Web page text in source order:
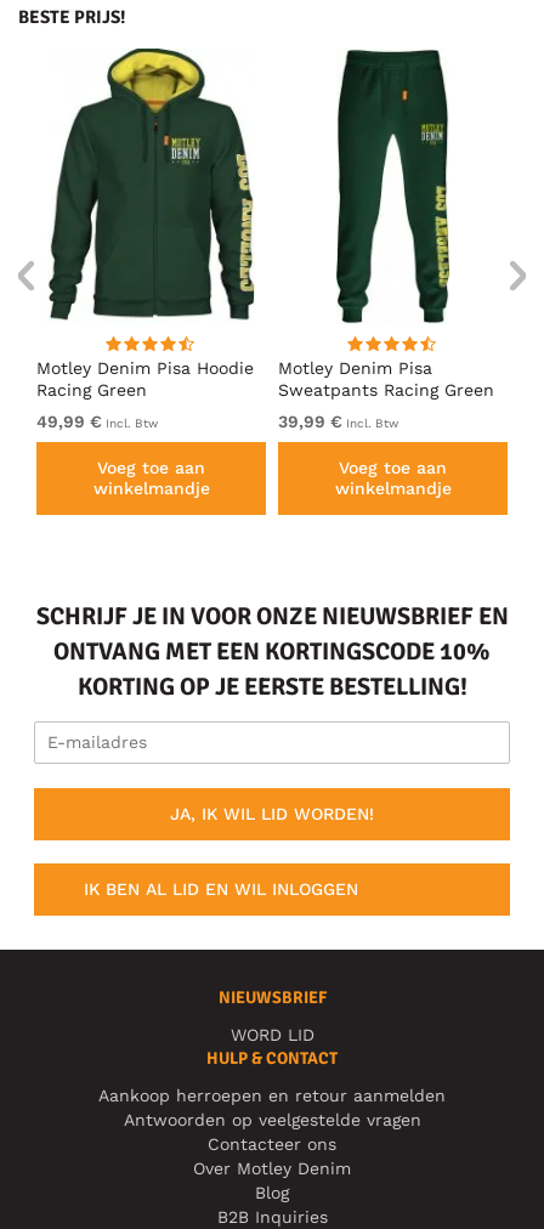
BESTE PRIJS!
Motley Denim Pisa Hoodie
Racing Green
49,99 € Incl. Btw
Voeg toe aan
winkelmandje
Motley Denim Pisa
Sweatpants Racing Green
39,99 € Incl. Btw
Voeg toe aan
winkelmandje
SCHRIJF JE IN VOOR ONZE NIEUWSBRIEF EN
ONTVANG MET EEN KORTINGSCODE 10%
KORTING OP JE EERSTE BESTELLING!
JA, IK WIL LID WORDEN!
IK BEN AL LID EN WIL INLOGGEN
NIEUWSBRIEF
WORD LID
HULP & CONTACT
Aankoop herroepen en retour aanmelden
Antwoorden op veelgestelde vragen
Contacteer ons
Over Motley Denim
Blog
B2B Inquiries